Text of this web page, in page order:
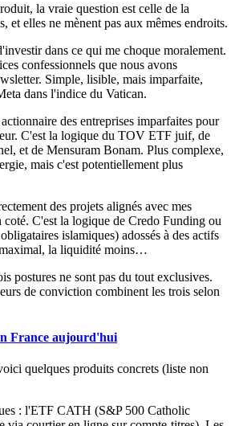
la vraie question est celle de la
et elles ne mènent pas aux mêmes endroits.
dans ce qui me choque moralement.
confessionnels que nous avons
Simple, lisible, mais imparfaite,
dans l'indice du Vatican.
des entreprises imparfaites pour
C'est la logique du TOV ETF juif, de
et de Mensuram Bonam. Plus complexe,
mais c'est potentiellement plus
des projets alignés avec mes
coté. C'est la logique de Credo Funding ou
islamiques) adossés à des actifs
maximal, la liquidité moins…
postures ne sont pas du tout exclusives.
de conviction combinent les trois selon
France aujourd'hui
quelques produits concrets (liste non
: l'ETF CATH (S&P 500 Catholic